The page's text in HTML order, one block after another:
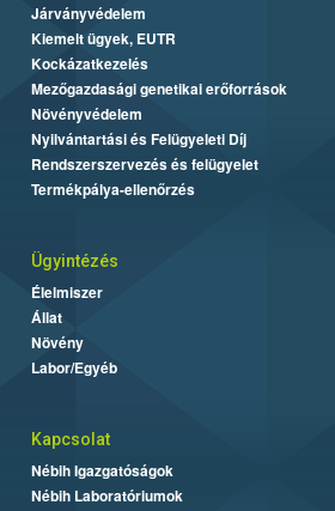
Járványvédelem
Kiemelt ügyek, EUTR
Kockázatkezelés
Mezőgazdasági genetikai erőforrások
Növényvédelem
Nyilvántartási és Felügyeleti Díj
Rendszerszervezés és felügyelet
Termékpálya-ellenőrzés
Ügyintézés
Élelmiszer
Állat
Növény
Labor/Egyéb
Kapcsolat
Nébih Igazgatóságok
Nébih Laboratóriumok